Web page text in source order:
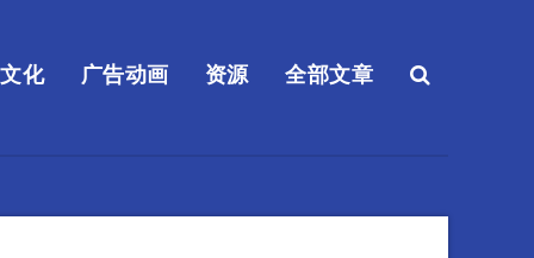
化 广告动画 资源 全部文章